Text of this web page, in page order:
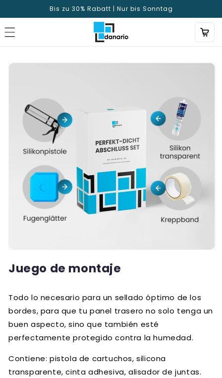
Directamente
al contenido
Bis zu 30% Rabatt | Nur bis Sonntag
información
Juego de montaje
Todo lo necesario para un sellado óptimo de los
bordes, para que tu panel trasero no solo tenga un
buen aspecto, sino que también esté
perfectamente protegido contra la humedad.
Contiene: pistola de cartuchos, silicona
transparente, cinta adhesiva, alisador de juntas.